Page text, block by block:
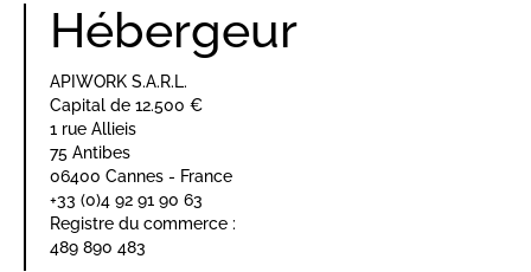
Hébergeur
APIWORK S.A.R.L.
Capital de 12.500 €
1 rue Allieis
75 Antibes
06400 Cannes - France
+33 (0)4 92 91 90 63
Registre du commerce :
489 890 483